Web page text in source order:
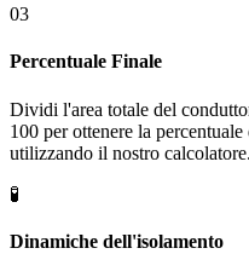
03
Percentuale Finale
Dividi l'area totale del
100 per ottenere la
utilizzando il nostro calcolatore.
🧪
Dinamiche dell'isolamento